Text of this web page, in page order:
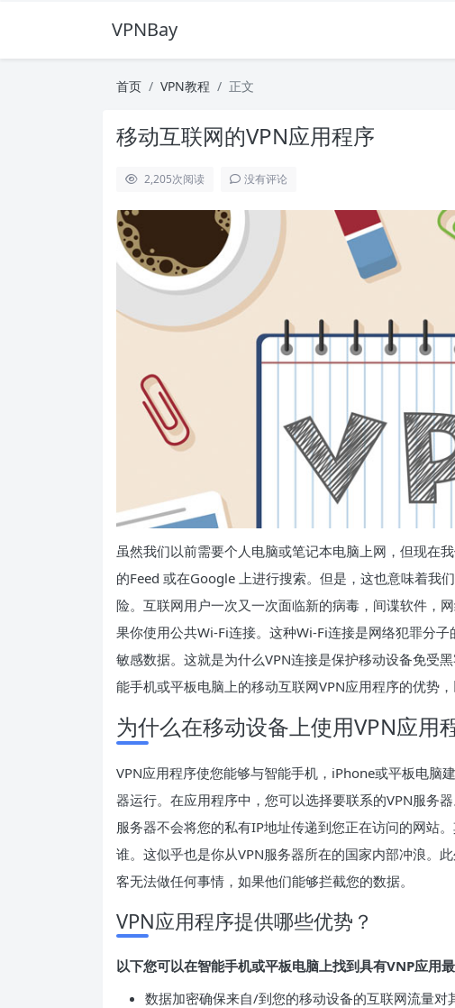
VPNBay
首页 VPN教程 正文
移动互联网的VPN应用程序
2,205次阅读 没有评论
虽然我们以前需要个人电脑或笔记本电脑上网，但现在
的Feed 或在Google 上进行搜索。但是，这也意味着我
险。互联网用户一次又一次面临新的病毒，间谍软件，
果你使用公共Wi-Fi连接。这种Wi-Fi连接是网络犯罪分
敏感数据。这就是为什么VPN连接是保护移动设备免受
能手机或平板电脑上的移动互联网VPN应用程序的优势
为什么在移动设备上使用VPN应用
VPN应用程序使您能够与智能手机，iPhone或平板电脑
器运行。在应用程序中，您可以选择要联系的VPN服务
服务器不会将您的私有IP地址传递到您正在访问的网站
谁。这似乎也是你从VPN服务器所在的国家内部冲浪。
客无法做任何事情，如果他们能够拦截您的数据。
VPN应用程序提供哪些优势？
以下您可以在智能手机或平板电脑上找到具有VNP应用
数据加密确保来自/到您的移动设备的互联网流量